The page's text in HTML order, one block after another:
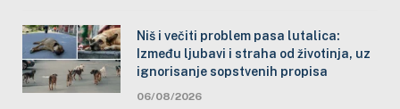
Niš i večiti problem pasa lutalica:
Između ljubavi i straha od životinja, uz
ignorisanje sopstvenih propisa
06/08/2026